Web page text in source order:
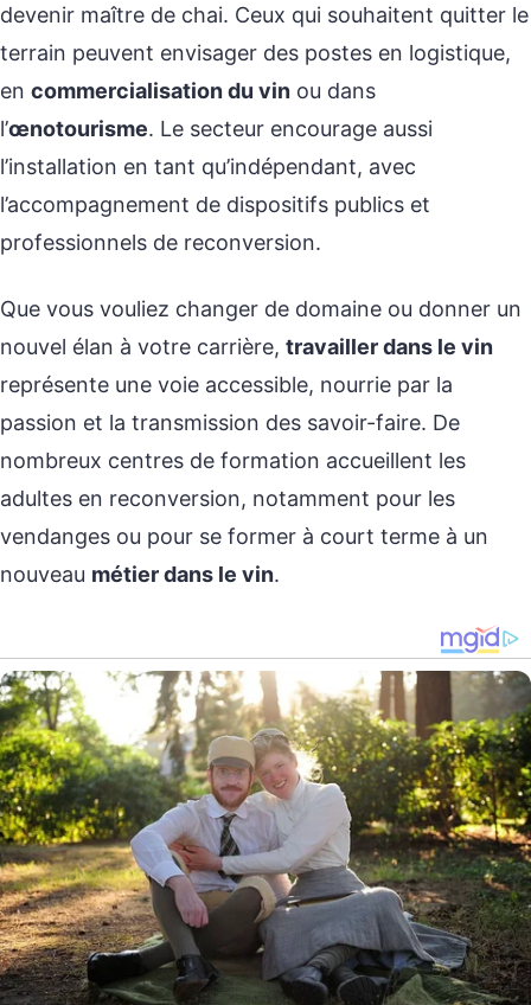
devenir maître de chai. Ceux qui souhaitent quitter le
terrain peuvent envisager des postes en logistique,
en commercialisation du vin ou dans
l’œnotourisme. Le secteur encourage aussi
l’installation en tant qu’indépendant, avec
l’accompagnement de dispositifs publics et
professionnels de reconversion.
Que vous vouliez changer de domaine ou donner un
nouvel élan à votre carrière, travailler dans le vin
représente une voie accessible, nourrie par la
passion et la transmission des savoir-faire. De
nombreux centres de formation accueillent les
adultes en reconversion, notamment pour les
vendanges ou pour se former à court terme à un
nouveau métier dans le vin.